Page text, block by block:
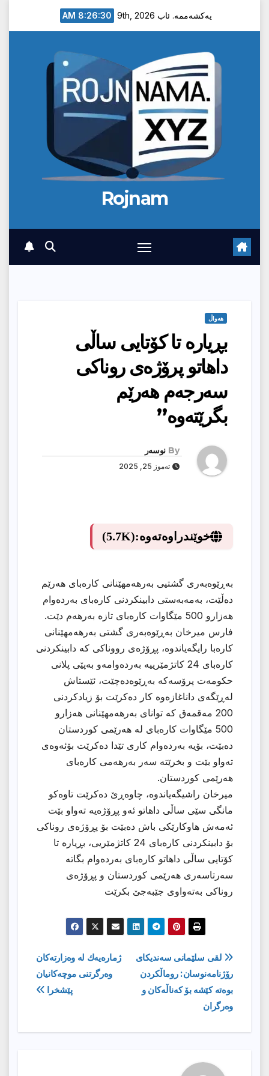
یەکشەممە. ئاب 9th, 2026 8:26:31 AM
Rojnam
هەواڵ
بڕیارە تا كۆتایی ساڵی
داهاتو پرۆژەی روناكی
سەرجەم هەرێم
بگرێتەوە”
By نوسەر
تەموز 25, 2025
خوێندراوەتەوە:(5.7K)
بەڕێوەبەری گشتیی بەرهەمهێنانی كارەبای هەرێم
دەڵێت، بەمەبەستی دابینكردنی كارەبای بەردەوام
هەزارو 500 مێگاوات كارەبای تازە بەرهەم دێت.
فارس میرخان بەڕێوەبەری گشتی بەرهەمهێنانی
كارەبا رایگەیاندوە، پڕۆژەی رووناكی كە دابینكردنی
كارەبای 24 كاتژمێرییە بەردەوامەو بەپێی پلانی
حكومەت پرۆسەكە بەڕێوەدەچێت، ئێستاش
لەڕێگەی داناغازەوە كار دەكرێت بۆ زیادكردنی
200 مەقمەق كە توانای بەرهەمهێنانی هەزارو
500 مێگاوات كارەبای لە هەرێمی كوردستان
دەبێت، بۆیە بەردەوام كاری تێدا دەكرێت بۆئەوەی
تەواو بێت و بخرێتە سەر بەرهەمی كارەبای
هەرێمی كوردستان.
میرخان راشیگەیاندوە، چاوەڕێ دەكرێت تاوەكو
مانگی سێی ساڵی داهاتو ئەو پڕۆژەیە تەواو بێت
ئەمەش هاوكارێكی باش دەبێت بۆ پڕۆژەی روناكی
بۆ دابینكردنی كارەبای 24 كاتژمێریی، بڕیارە تا
كۆتایی ساڵی داهاتو كارەبای بەردەوام بگاتە
سەرتاسەری هەرێمی كوردستان و پڕۆژەی
روناكی بەتەواوی جێبەجێ بكرێت
ڕێدۆزیی
بابەت
ژمارەیەك لە وەزارتەكان
وەرگرتنی موچەكانیان
پێشخرا
لقی سلێمانی سەندیكای
رۆژنامەنوسان: روماڵكردن
بوەتە كێشە بۆ كەناڵەكان و
وەرگران